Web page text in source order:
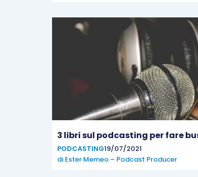
3 libri sul podcasting per fare
PODCASTING19/07/2021
di Ester Memeo – Podcast Producer